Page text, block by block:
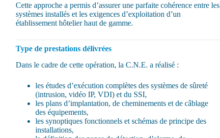
Cette approche a permis d’assurer une parfaite cohérence entre les
systèmes installés et les exigences d’exploitation d’un
établissement hôtelier haut de gamme.
Type de prestations délivrées
Dans le cadre de cette opération, la C.N.E. a réalisé :
les études d’exécution complètes des systèmes de sûreté
(intrusion, vidéo IP, VDI) et du SSI,
les plans d’implantation, de cheminements et de câblage
des équipements,
les synoptiques fonctionnels et schémas de principe des
installations,